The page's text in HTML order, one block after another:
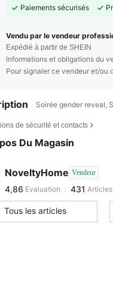
Paiements sécurisés
Vendu par le vendeur
Expédié à partir de SHEIN
Informations et obligations du
Pour signaler ce vendeur et/ou
Soirée gender reveal,
de sécurité et contacts
Du Magasin
NoveltyHome Vendeur
4,86
4,86
431
4,86
431
4,86 Evaluation 431 Articles
E***iest en train de
4,86 431
4,86
431
Tous les articles